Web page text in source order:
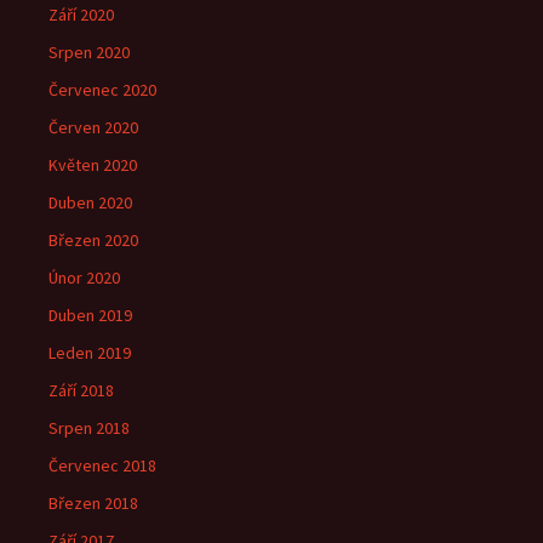
Září 2020
Srpen 2020
Červenec 2020
Červen 2020
Květen 2020
Duben 2020
Březen 2020
Únor 2020
Duben 2019
Leden 2019
Září 2018
Srpen 2018
Červenec 2018
Březen 2018